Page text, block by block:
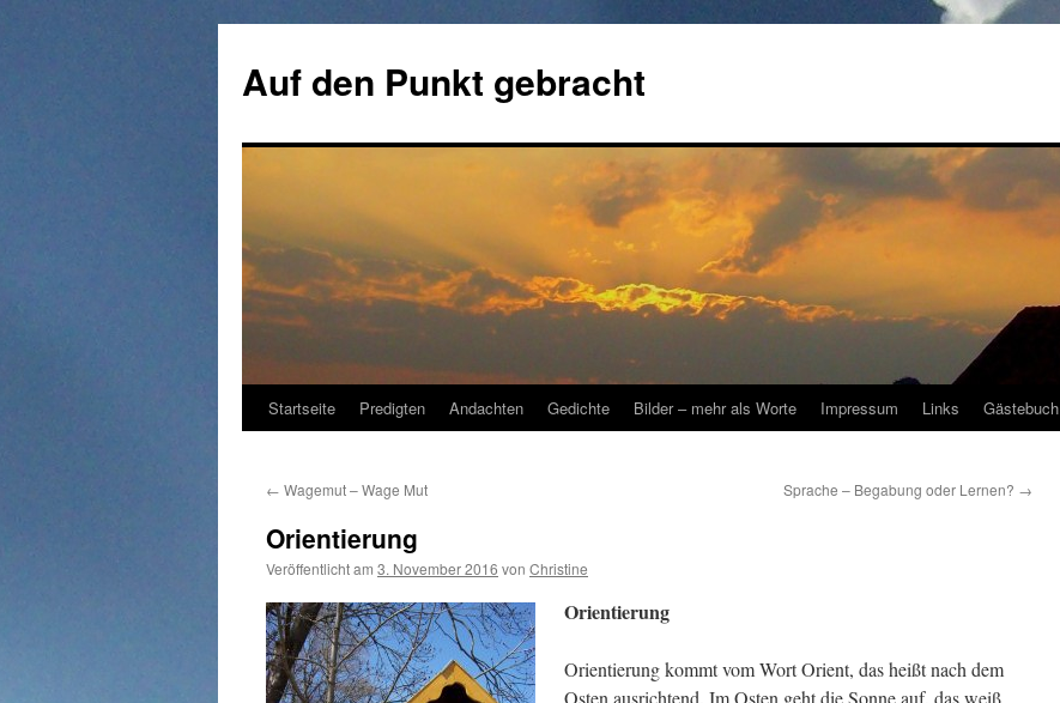
springen
Auf den Punkt gebracht
Startseite Predigten Andachten Gedichte Bilder – mehr als Worte Impressum Links Gästebuch
← Wagemut – Wage Mut Sprache – Begabung oder Lernen? →
Orientierung
Veröffentlicht am 3. November 2016 von Christine
Orientierung
Orientierung kommt vom Wort Orient, das heißt nach dem
Osten ausrichtend. Im Osten geht die Sonne auf, das weiß